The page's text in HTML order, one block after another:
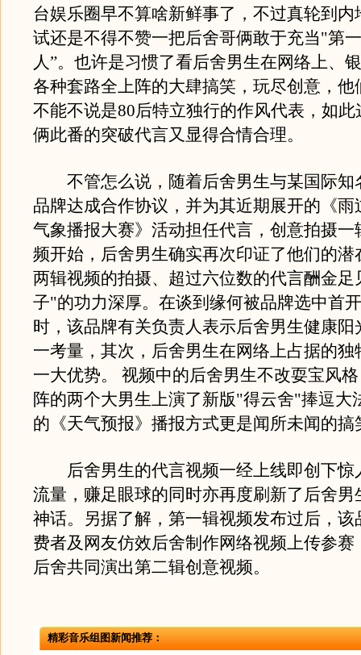
台娱乐圈早不算啥新鲜事了，不过真轮到内
试还是不得不赞一把后舍哥俩敢于充当"第
人”。也许是习惯了看后舍男生在网络上、
各种套路全上阵的大肆搞笑，玩尽创意，他
不能不说是80后特立独行的作风代表，如
俩此番的突破代言又显得合情合理。
不管怎么说，随着后舍男生与某国际知
品牌达成合作协议，并为其近期展开的《雨
气象播报大赛》活动担任代言，创意拍摄一
频开始，后舍男生确实再次印证了他们的潜
两辑视频的拍摄、超过六位数的代言酬金足
子"的功力深厚。在谈到缘何被品牌选中首
时，该品牌有关负责人表示后舍男生健康阳
一考量，其次，后舍男生在网络上占据的独
一大优势。 视频中的后舍男生不改耍宝风
阵的两个大男生上演了新版"得云舍"捧逗大
的《天气预报》播报方式更是闻所未闻的搞
后舍男生的代言视频一经上线即创下惊
流量，赚足眼球的同时亦再度刷新了后舍男
神话。另据了解，第一辑视频发布过后，该
费者及网友仿效后舍制作网络视频上传参赛
后舍共同演出第二辑创意视频。
精彩音乐组图新闻推荐：